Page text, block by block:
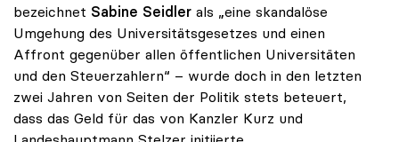
bezeichnet Sabine Seidler als „eine skandalöse
Umgehung des Universitätsgesetzes und einen
Affront gegenüber allen öffentlichen Universitäten
und den Steuerzahlern“ – wurde doch in den letzten
zwei Jahren von Seiten der Politik stets beteuert,
dass das Geld für das von Kanzler Kurz und